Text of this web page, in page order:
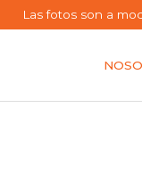
Las fotos son a